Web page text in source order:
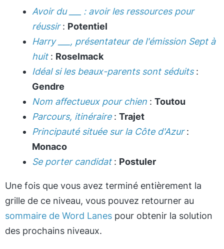
Avoir du ___ : avoir les ressources pour
réussir: Potentiel
Harry ___, présentateur de l'émission Sept à
huit: Roselmack
Idéal si les beaux-parents sont séduits:
Gendre
Nom affectueux pour chien : Toutou
Parcours, itinéraire: Trajet
Principauté située sur la Côte d'Azur:
Monaco
Se porter candidat: Postuler
Une fois que vous avez terminé entièrement la
grille de ce niveau, vous pouvez retourner au
sommaire de Word Lanes pour obtenir la solution
des prochains niveaux.